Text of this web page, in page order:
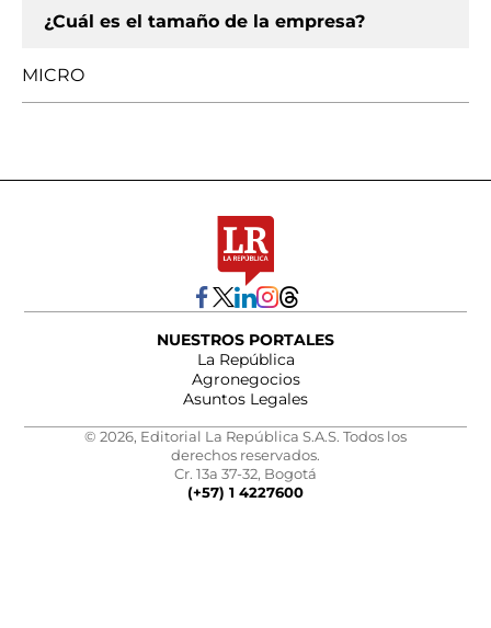
¿Cuál es el tamaño de la empresa?
MICRO
NUESTROS PORTALES
La República
Agronegocios
Asuntos Legales
© 2026, Editorial La República S.A.S. Todos los
derechos reservados.
Cr. 13a 37-32, Bogotá
(+57) 1 4227600